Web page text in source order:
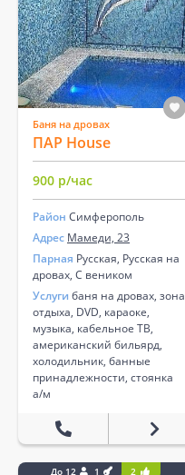
Баня на дровах
ПАР House
900 р/час
Район Симферополь
Адрес Мамеди, 23
Парная Русская, Русская на
дровах, С веником
Услуги баня на дровах, зона
отдыха, DVD, караоке,
музыка, кабельное ТВ,
американский бильярд,
холодильник, банные
принадлежности, стоянка
а/м
До 12 1 2